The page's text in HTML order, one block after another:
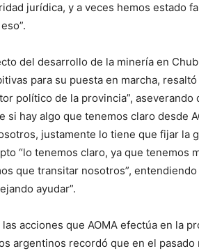
jurídica, y a veces hemos estado
del desarrollo de la minería en
para su puesta en marcha,
político de la provincia”,
si hay algo que tenemos claro desde
justamente lo tiene que fijar la
“lo tenemos claro, ya que tenemos
que transitar nosotros”,
ayudar”.
las acciones que AOMA efectúa en la
argentinos recordó que en el